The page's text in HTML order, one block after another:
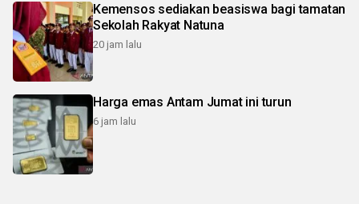
Kemensos sediakan beasiswa bagi tamatan
Sekolah Rakyat Natuna
20 jam lalu
Harga emas Antam Jumat ini turun
6 jam lalu